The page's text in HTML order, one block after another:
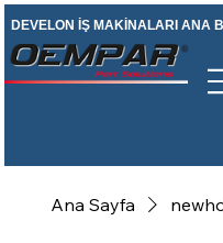
DEVELON İŞ MAKİNALARI ANA
Ana Sayfa